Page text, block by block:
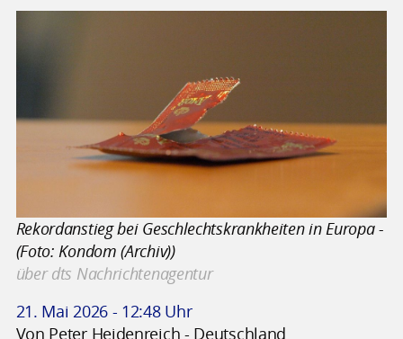
Rekordanstieg bei Geschlechtskrankheiten in Europa -
(Foto: Kondom (Archiv))
über dts Nachrichtenagentur
21. Mai 2026 - 12:48 Uhr
Von Peter Heidenreich - Deutschland